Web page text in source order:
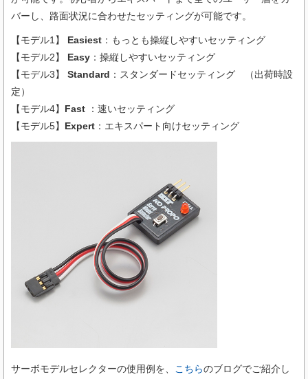
バーし、路面状況に合わせたセッティングが可能です。
【モデル1】 Easiest ：もっとも操縦しやすいセッティング
【モデル2】 Easy ：操縦しやすいセッティング
【モデル3】
Standard ：スタンダードセッティング （出荷時設
定）
【モデル4】 Fast ：速いセッティング
【モデル5】 Expert ：エキスパート向けセッティング
サーボモデルセレクターの使用例を、 こちらのブログでご紹介し